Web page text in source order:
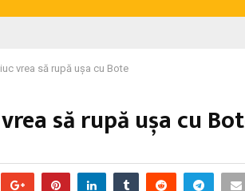
vrea să rupă ușa cu Bote
să rupă ușa cu